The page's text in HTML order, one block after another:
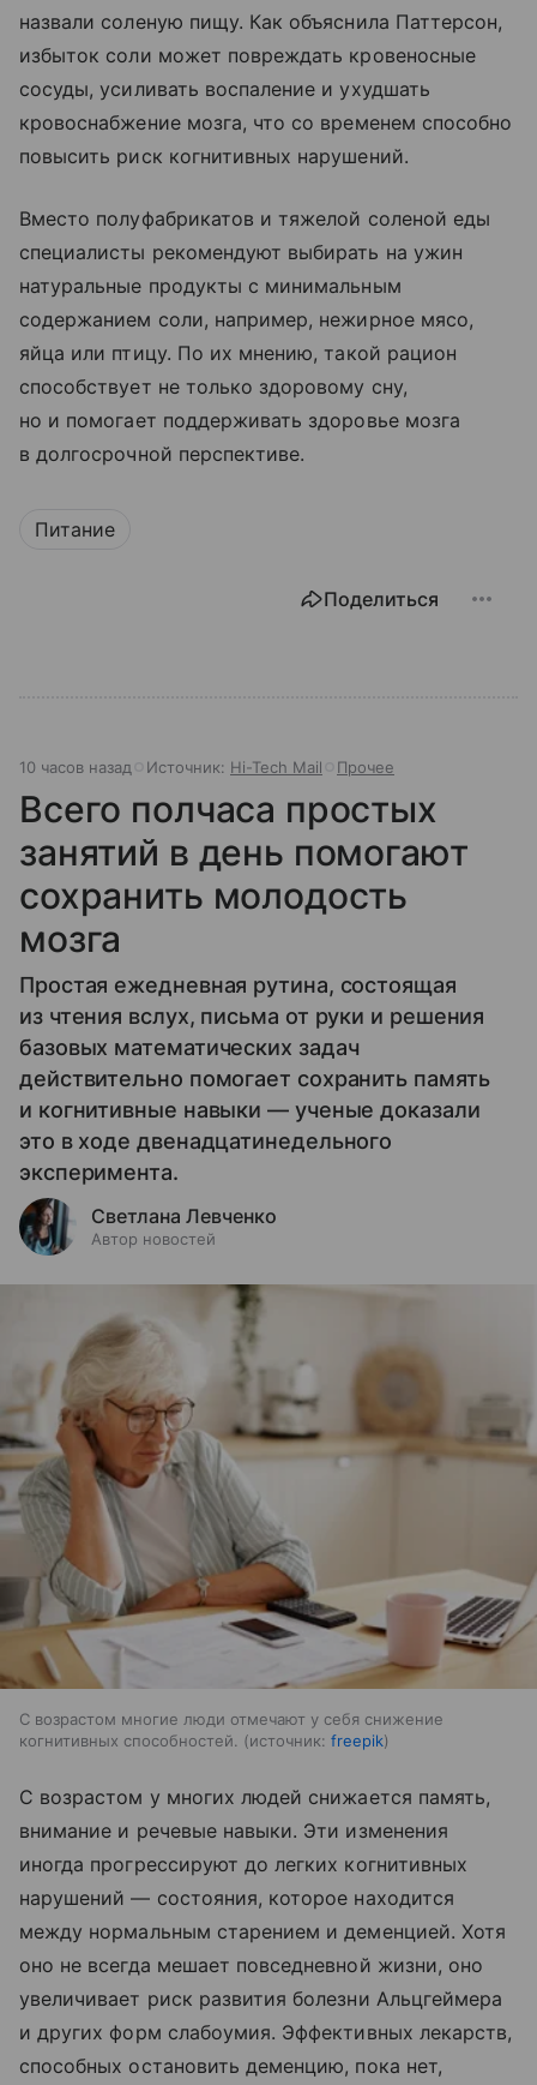
назвали соленую пищу. Как объяснила Паттерсон,
избыток соли может повреждать кровеносные
сосуды, усиливать воспаление и ухудшать
кровоснабжение мозга, что со временем способно
повысить риск когнитивных нарушений.
Вместо полуфабрикатов и тяжелой соленой еды
специалисты рекомендуют выбирать на ужин
натуральные продукты с минимальным
содержанием соли, например, нежирное мясо,
яйца или птицу. По их мнению, такой рацион
способствует не только здоровому сну,
но и помогает поддерживать здоровье мозга
в долгосрочной перспективе.
Питание
Поделиться
10 часов назад Источник: Hi-Tech Mail Прочее
Всего полчаса простых
занятий в день помогают
сохранить молодость
мозга
Простая ежедневная рутина, состоящая
из чтения вслух, письма от руки и решения
базовых математических задач
действительно помогает сохранить память
и когнитивные навыки — ученые доказали
это в ходе двенадцатинедельного
эксперимента.
Светлана Левченко
Автор новостей
С возрастом многие люди отмечают у себя снижение
когнитивных способностей.
источник: freepik
С возрастом у многих людей снижается память,
внимание и речевые навыки. Эти изменения
иногда прогрессируют до легких когнитивных
нарушений — состояния, которое находится
между нормальным старением и деменцией. Хотя
оно не всегда мешает повседневной жизни, оно
увеличивает риск развития болезни Альцгеймера
и других форм слабоумия. Эффективных лекарств,
способных остановить деменцию, пока нет,